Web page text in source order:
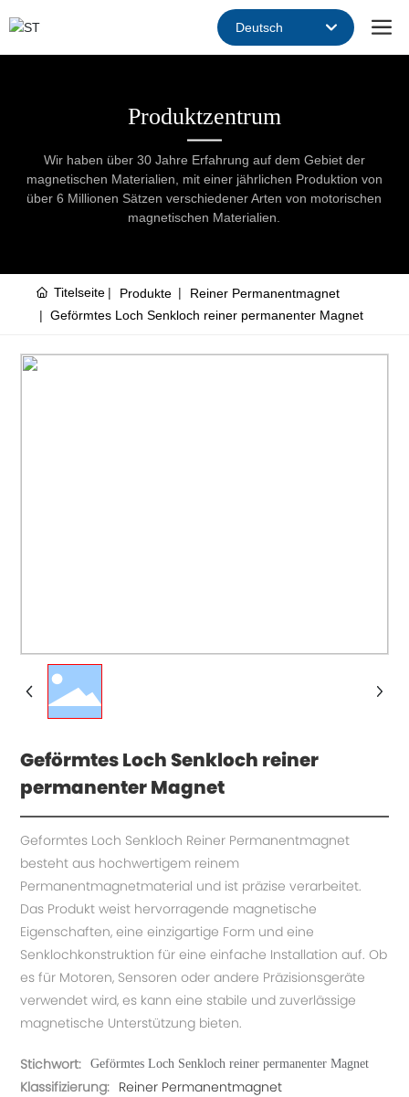
Deutsch
Produktzentrum
Wir haben über 30 Jahre Erfahrung auf dem Gebiet der
magnetischen Materialien, mit einer jährlichen Produktion von
über 6 Millionen Sätzen verschiedener Arten von motorischen
magnetischen Materialien.
Titelseite Produkte
Reiner Permanentmagnet
Geförmtes Loch Senkloch reiner permanenter Magnet
Geförmtes Loch Senkloch reiner
permanenter Magnet
Geformtes Loch Senkloch Reiner Permanentmagnet
besteht aus hochwertigem reinem
Permanentmagnetmaterial und ist präzise verarbeitet.
Das Produkt weist hervorragende magnetische
Eigenschaften, eine einzigartige Form und eine
Senklochkonstruktion für eine einfache Installation auf. Ob
es für Motoren, Sensoren oder andere Präzisionsgeräte
verwendet wird, es kann eine stabile und zuverlässige
Stichwort: Geförmtes Loch Senkloch reiner permanenter Magnet
Klassifizierung: Reiner Permanentmagnet